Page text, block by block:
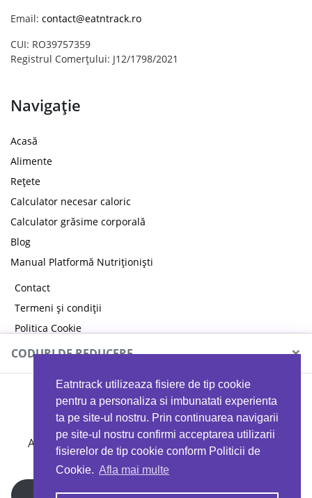
Eatntrack utilizeaza fisiere de tip cookie
pentru a personaliza si imbunatati experienta
ta pe site-ul nostru. Prin continuarea navigarii
pe site-ul nostru confirmi acceptarea utilizarii
fisierelor de tip cookie conform Politicii de
Cookie. Afla mai multe
Email: contact@eatntrack.ro
CUI: RO39757359
Registrul Comerțului: J12/1798/2021
Navigație
Acasă
Alimente
Rețete
Calculator necesar caloric
Calculator grăsime corporală
Blog
Manual Platformă Nutriționiști
Contact
Termeni și condiții
Politica Cookie
Politica de confidențialitate
CODURI DE REDUCERE ×
MYPROTEIN
Ai 40%reducere la orice comandă folosind codul
EATTRACK